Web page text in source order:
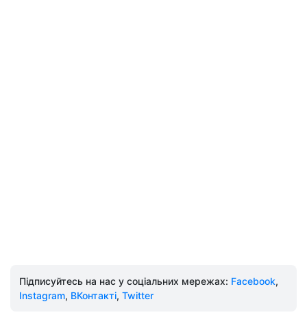
Підписуйтесь на нас у соціальних мережах: Facebook,
Instagram, ВКонтакті, Twitter